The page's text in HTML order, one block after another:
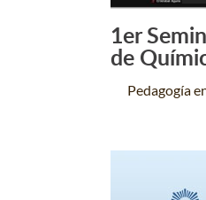
1er
de
Pedagogía